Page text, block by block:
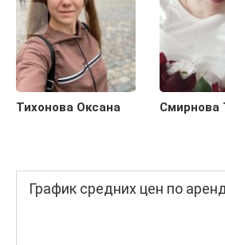
Тихонова Оксана Смирнова
График средних цен по